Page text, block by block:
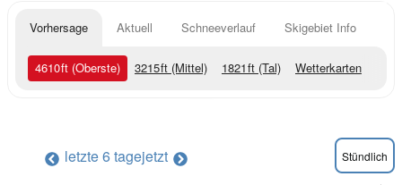
Vorhersage Aktuell Schneeverlauf Skigebiet Info
4610ft (Oberste) 3215ft (Mittel) 1821ft (Tal) Wetterkarten
letzte 6 tagejetzt Stündlich